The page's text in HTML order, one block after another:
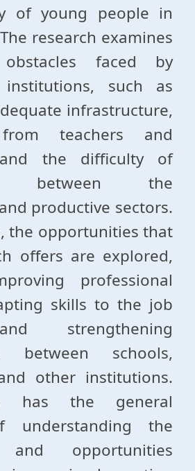
of young people in
research examines
faced by
institutions, such as
infrastructure,
from teachers and
and the difficulty of
between the
productive sectors.
the opportunities that
offers are explored,
professional
skills to the job
strengthening
between schools,
other institutions.
has the general
understanding the
and opportunities